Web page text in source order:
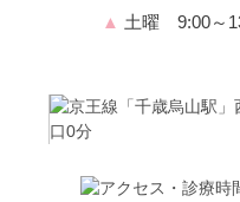
▲ 土曜 9:00～